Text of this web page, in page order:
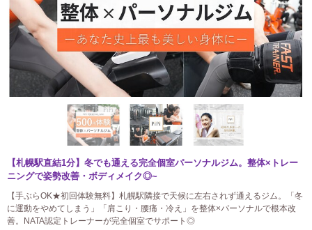
【札幌駅直結1分】冬でも通える完全個室パーソナルジム。整体×トレー
ニングで姿勢改善・ボディメイク◎~
【手ぶらOK★初回体験無料】札幌駅隣接で天候に左右されず通えるジム。「冬
に運動をやめてしまう」「肩こり・腰痛・冷え」を整体×パーソナルで根本改
善。NATA認定トレーナーが完全個室でサポート◎